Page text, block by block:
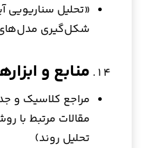
«تحلیل سناریویی
شکل‌گیری مدل‌های
منابع و
مراجع کلاسیک و
مقالات مرتبط با
تحلیل روند)